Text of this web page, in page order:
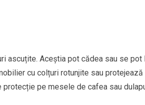
ascuțite. Aceștia pot cădea sau se pot
cu colțuri rotunjite sau protejează
pe mesele de cafea sau